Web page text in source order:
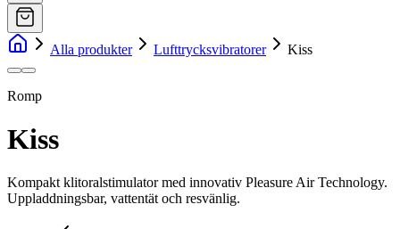
Alla produkter Lufttrycksvibratorer Kiss
Romp
Kiss
Kompakt klitoralstimulator med innovativ Pleasure Air Technology.
Uppladdningsbar, vattentät och resvänlig.